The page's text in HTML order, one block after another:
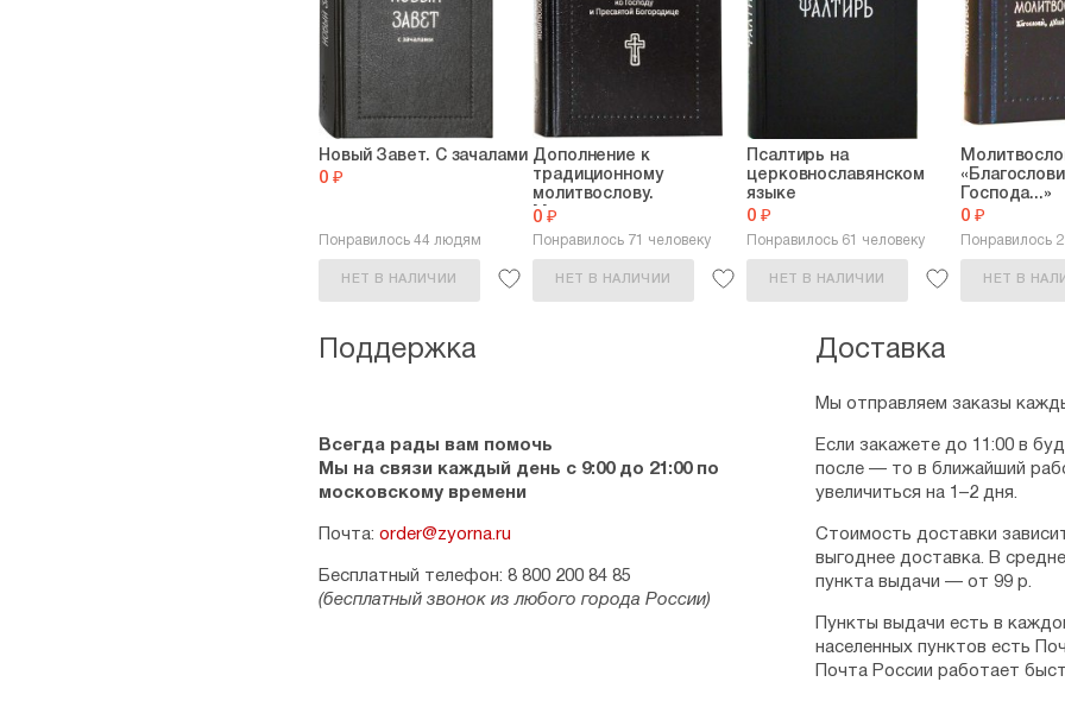
Новый Завет. С зачалами
0 ₽
Понравилось 44 людям
НЕТ В НАЛИЧИИ
Дополнение к
традиционному
молитвослову.
Молитвы...
0 ₽
Понравилось 71 человеку
НЕТ В НАЛИЧИИ
Псалтирь на
церковнославянском
языке
0 ₽
Понравилось 61 человеку
НЕТ В НАЛИЧИИ
Господа...»
0 ₽
Понравилось
НЕТ В
Поддержка
Всегда рады вам помочь
Мы на связи каждый день с 9:00 до 21:00 по
московскому времени
Почта: order@zyorna.ru
Бесплатный телефон: 8 800 200 84 85
(бесплатный звонок из любого города России)
Доставка
Мы отправляем заказы
Если закажете до 11:00 в
после — то в ближайший
увеличиться на 1–2 дня.
Стоимость доставки
выгоднее доставка. В
пункта выдачи — от 99 р.
Пункты выдачи есть в
населенных пунктов есть
Почта России работает